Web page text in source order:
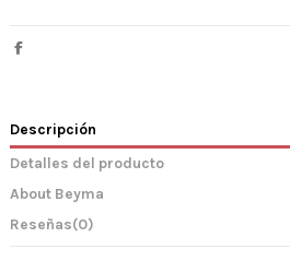
Descripción
Detalles del producto
About Beyma
Reseñas(0)